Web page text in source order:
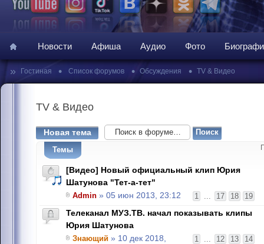
Новости Афиша Аудио Фото
» Гостиная • Список форумов • Обсуждения • TV & Видео
TV & Видео
Новая тема
Темы
[Видео] Новый официальный клип Юрия
Шатунова "Тет-а-тет"
1 ... 17 18 19
Admin » 05 июн 2013, 23:12
Телеканал МУЗ.ТВ. начал показывать клипы
Юрия Шатунова
1 ... 12 13 14
Знающий » 10 дек 2018,